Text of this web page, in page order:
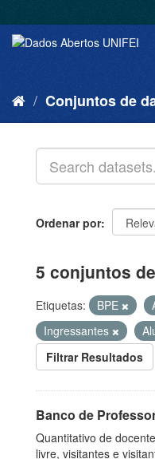
Conjuntos de
Ordenar por
5 conjuntos
Etiquetas: BPE
Ingressantes
Filtrar Resultados
Banco de
Quantitativo de
livre, visitantes e